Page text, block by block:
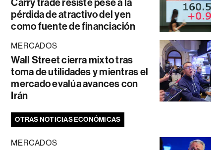
pérdida de atractivo del yen
como fuente de financiación
MERCADOS
Wall Street cierra mixto tras
toma de utilidades y mientras el
mercado evalúa avances con
Irán
OTRAS NOTICIAS ECONÓMICAS
MERCADOS